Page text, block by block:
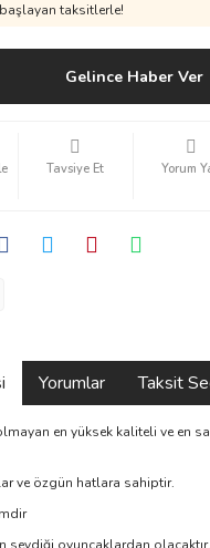
taksitlerle!
Gelince Haber Ver
Tavsiye Et Yorum
Yorumlar Taksit
en yüksek kaliteli ve en
ve özgün hatlara sahiptir.